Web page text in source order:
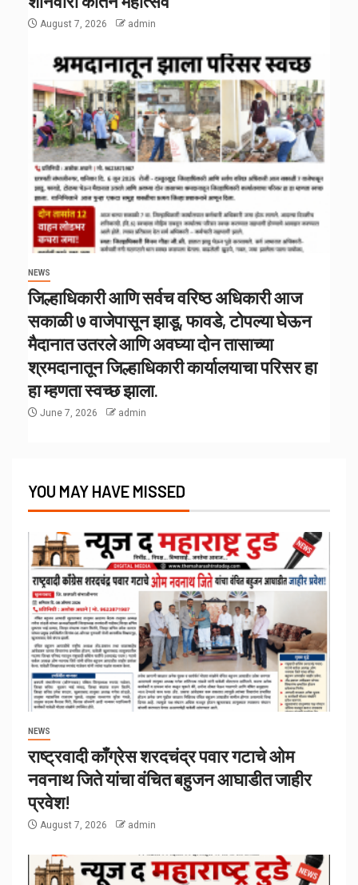
August 7, 2026 admin
NEWS
जिल्हाधिकारी आणि सर्वच वरिष्ठ अधिकारी आज
सकाळी ७ वाजेपासून झाडू, फावडे, टोपल्या घेऊन
मैदानात उतरले आणि अवघ्या दोन तासाच्या
श्रमदानातून जिल्हाधिकारी कार्यालयाचा परिसर हा
हा म्हणता स्वच्छ झाला.
June 7, 2026 admin
YOU MAY HAVE MISSED
NEWS
राष्ट्रवादी काँग्रेस शरदचंद्र पवार गटाचे ओम
नवनाथ जिते यांचा वंचित बहुजन आघाडीत जाहीर
प्रवेश!
August 7, 2026 admin